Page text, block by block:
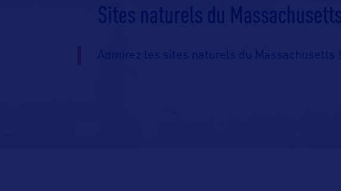
Sites naturels du Massachusetts
Admirez les sites naturels du Massachusetts !